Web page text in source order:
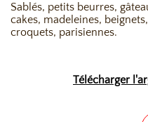
Sablés, petits beurres,
cakes, madeleines,
croquets, parisiennes.
Télécharger